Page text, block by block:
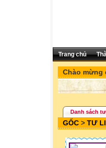
Trang chủ
Chào mừng
Danh sách
GỐC > TƯ